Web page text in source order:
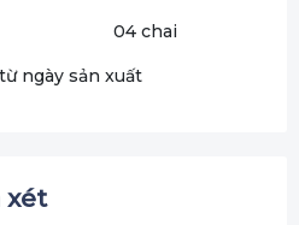
04 chai
ngày sản xuất
xét